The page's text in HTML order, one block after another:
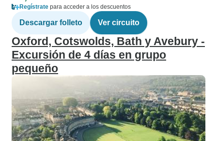
Regístrate para acceder a los descuentos
Descargar folleto Ver circuito
Oxford, Cotswolds, Bath y Avebury -
Excursión de 4 días en grupo
pequeño